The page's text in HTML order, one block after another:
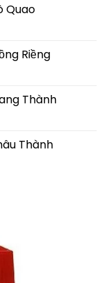
Quao
Riềng
Thành
Thành